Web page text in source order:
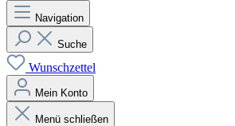
Navigation
Suche
Wunschzettel
Mein Konto
Menü schließen